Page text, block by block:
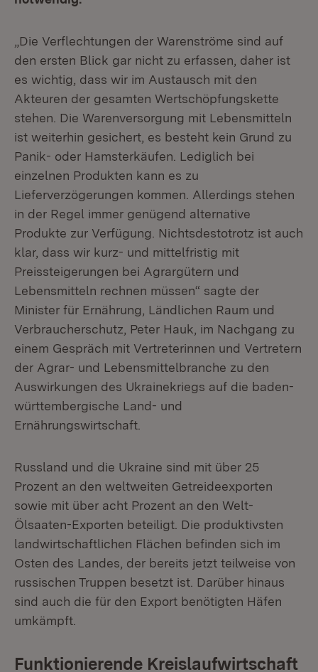
„Die Verflechtungen der Warenströme sind auf
den ersten Blick gar nicht zu erfassen, daher ist
es wichtig, dass wir im Austausch mit den
Akteuren der gesamten Wertschöpfungskette
stehen. Die Warenversorgung mit Lebensmitteln
ist weiterhin gesichert, es besteht kein Grund zu
Panik- oder Hamsterkäufen. Lediglich bei
einzelnen Produkten kann es zu
Lieferverzögerungen kommen. Allerdings stehen
in der Regel immer genügend alternative
Produkte zur Verfügung. Nichtsdestotrotz ist auch
klar, dass wir kurz- und mittelfristig mit
Preissteigerungen bei Agrargütern und
Lebensmitteln rechnen müssen“ sagte der
Minister für Ernährung, Ländlichen Raum und
Verbraucherschutz, Peter Hauk, im Nachgang zu
einem Gespräch mit Vertreterinnen und Vertretern
der Agrar- und Lebensmittelbranche zu den
Auswirkungen des Ukrainekriegs auf die baden-
württembergische Land- und
Ernährungswirtschaft.
Russland und die Ukraine sind mit über 25
Prozent an den weltweiten Getreideexporten
sowie mit über acht Prozent an den Welt-
Ölsaaten-Exporten beteiligt. Die produktivsten
landwirtschaftlichen Flächen befinden sich im
Osten des Landes, der bereits jetzt teilweise von
russischen Truppen besetzt ist. Darüber hinaus
sind auch die für den Export benötigten Häfen
umkämpft.
Funktionierende Kreislaufwirtschaft